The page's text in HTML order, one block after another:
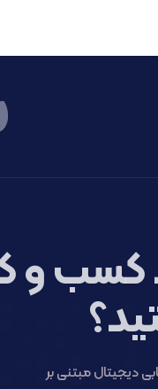
کسب و
دیجیتال مبتنی بر